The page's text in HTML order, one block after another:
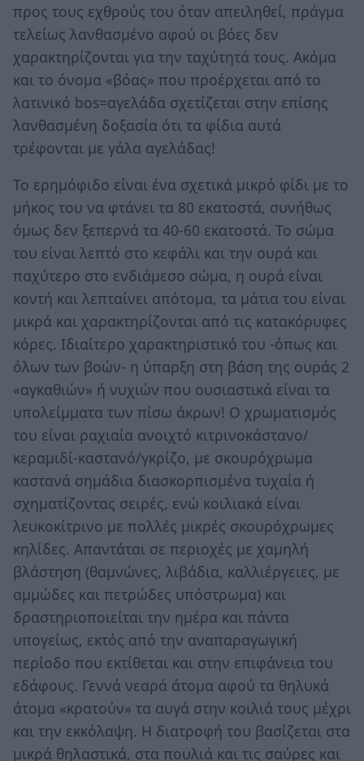
προς τους εχθρούς του όταν απειληθεί, πράγμα
τελείως λανθασμένο αφού οι βόες δεν
χαρακτηρίζονται για την ταχύτητά τους. Ακόμα
και το όνομα «βόας» που προέρχεται από το
λατινικό bos=αγελάδα σχετίζεται στην επίσης
λανθασμένη δοξασία ότι τα φίδια αυτά
τρέφονται με γάλα αγελάδας!
Το ερημόφιδο είναι ένα σχετικά μικρό φίδι με το
μήκος του να φτάνει τα 80 εκατοστά, συνήθως
όμως δεν ξεπερνά τα 40-60 εκατοστά. Το σώμα
του είναι λεπτό στο κεφάλι και την ουρά και
παχύτερο στο ενδιάμεσο σώμα, η ουρά είναι
κοντή και λεπταίνει απότομα, τα μάτια του είναι
μικρά και χαρακτηρίζονται από τις κατακόρυφες
κόρες. Ιδιαίτερο χαρακτηριστικό του -όπως και
όλων των βοών- η ύπαρξη στη βάση της ουράς 2
«αγκαθιών» ή νυχιών που ουσιαστικά είναι τα
υπολείμματα των πίσω άκρων! Ο χρωματισμός
του είναι ραχιαία ανοιχτό κιτρινοκάστανο/
κεραμιδί-καστανό/γκρίζο, με σκουρόχρωμα
καστανά σημάδια διασκορπισμένα τυχαία ή
σχηματίζοντας σειρές, ενώ κοιλιακά είναι
λευκοκίτρινο με πολλές μικρές σκουρόχρωμες
κηλίδες. Απαντάται σε περιοχές με χαμηλή
βλάστηση (θαμνώνες, λιβάδια, καλλιέργειες, με
αμμώδες και πετρώδες υπόστρωμα) και
δραστηριοποιείται την ημέρα και πάντα
υπογείως, εκτός από την αναπαραγωγική
περίοδο που εκτίθεται και στην επιφάνεια του
εδάφους. Γεννά νεαρά άτομα αφού τα θηλυκά
άτομα «κρατούν» τα αυγά στην κοιλιά τους μέχρι
και την εκκόλαψη. Η διατροφή του βασίζεται στα
μικρά θηλαστικά, στα πουλιά και τις σαύρες και